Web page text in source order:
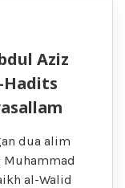
Aziz
Hadits
dua alim
Muhammad
al-Walid